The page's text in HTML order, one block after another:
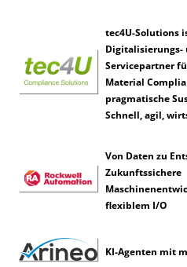
tec4U-Solutions
Digitalisierungs-
Servicepartner
Material
pragmatische
Schnell, agil,
Von Daten zu
Zukunftssichere
flexiblem I/O
KI-Agenten mit